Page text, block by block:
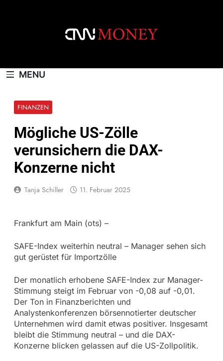
MENU
FINANZEN
Mögliche US-Zölle
verunsichern die DAX-
Konzerne nicht
Tanja Schiller 11. Februar 2025
Frankfurt am Main (ots) –
SAFE-Index weiterhin neutral – Manager sehen sich
gut gerüstet für Importzölle
Der monatlich erhobene SAFE-Index zur Manager-
Stimmung steigt im Februar von -0,08 auf -0,01.
Der Ton in Finanzberichten und
Analystenkonferenzen börsennotierter deutscher
Unternehmen wird damit etwas positiver. Insgesamt
bleibt die Stimmung neutral – und die DAX-
Konzerne blicken gelassen auf die US-Zollpolitik.